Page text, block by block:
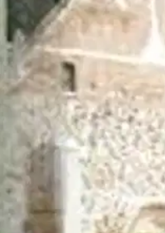
Ominaisuudet
Oletko tyytyväinen
Ovatko tuotetiedot riittävät? Jos
Anna palautetta, Avautuu uuteen välilehteen
Verkkokauppa
Ensitilaajan pikaopas
Myymälänouto